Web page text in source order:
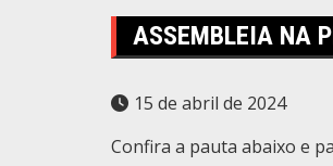
ASSEMBLEIA NA
15 de abril de 2024
Confira a pauta abaixo e